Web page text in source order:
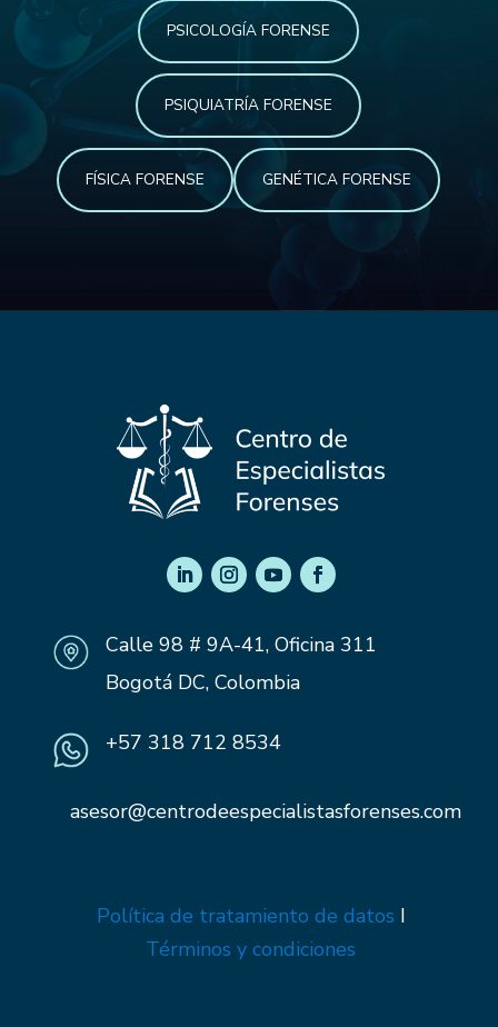
PSICOLOGÍA FORENSE
PSIQUIATRÍA FORENSE
FÍSICA FORENSE GENÉTICA FORENSE
Calle 98 # 9A-41, Oficina 311
Bogotá DC, Colombia
+57 318 712 8534
asesor@centrodeespecialistasforenses.com
Política de tratamiento de datos I
Términos y condiciones